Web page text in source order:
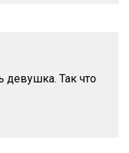
Так что